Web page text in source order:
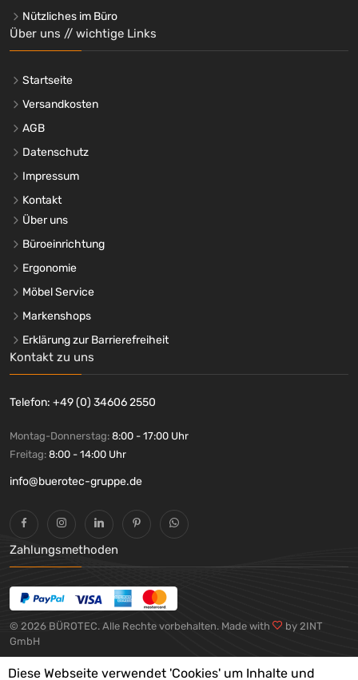
Nützliches im Büro
Über uns // wichtige Links
Startseite
Versandkosten
AGB
Datenschutz
Impressum
Kontakt
Über uns
Büroeinrichtung
Ergonomie
Möbel Service
Markenshops
Erklärung zur Barrierefreiheit
Kontakt zu uns
Telefon: +49 (0) 34606 2550
Montag-Donnerstag: 8:00 - 17:00 Uhr
Freitag: 8:00 - 14:00 Uhr
info@buerotec-gruppe.de
Zahlungsmethoden
© 2026 BÜROTEC. Alle Rechte vorbehalten. Made with
by 2INT
GmbH
Diese Webseite verwendet 'Cookies' um Inhalte und